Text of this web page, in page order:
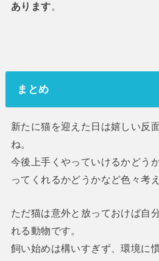
あります。
まとめ
新たに猫を迎えた日は嬉しい反
ね。
今後上手くやっていけるかどう
ってくれるかどうかなど色々考
ただ猫は意外と放っておけば自
れる動物です。
飼い始めは構いすぎず、環境に